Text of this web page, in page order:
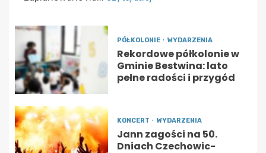
PÓŁKOLONIE WYDARZENIA
Rekordowe półkolonie w
Gminie Bestwina: lato
pełne radości i przygód
KONCERT WYDARZENIA
Jann zagości na 50.
Dniach Czechowic-